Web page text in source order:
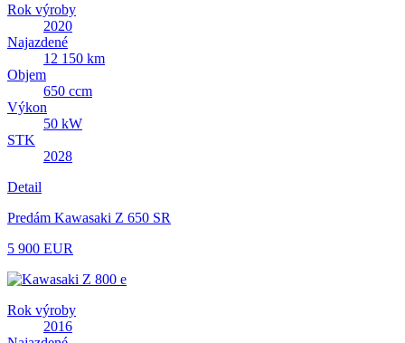
Rok výroby
2020
Najazdené
12 150 km
Objem
650 ccm
Výkon
50 kW
STK
2028
Detail
Predám Kawasaki Z 650 SR
5 900 EUR
Rok výroby
2016